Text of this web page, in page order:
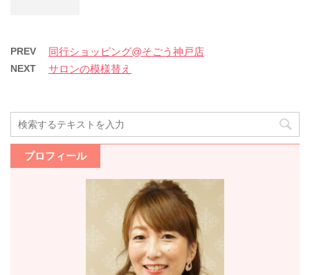
PREV 同行ショッピング@そごう神戸店
NEXT サロンの模様替え
プロフィール